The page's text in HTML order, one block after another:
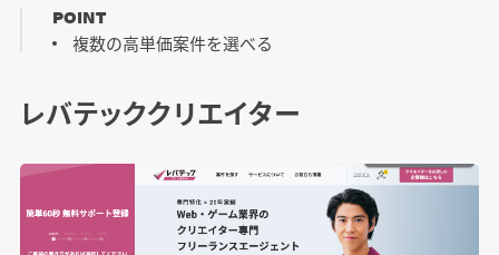
POINT
複数の高単価案件を選べる
レバテッククリエイター